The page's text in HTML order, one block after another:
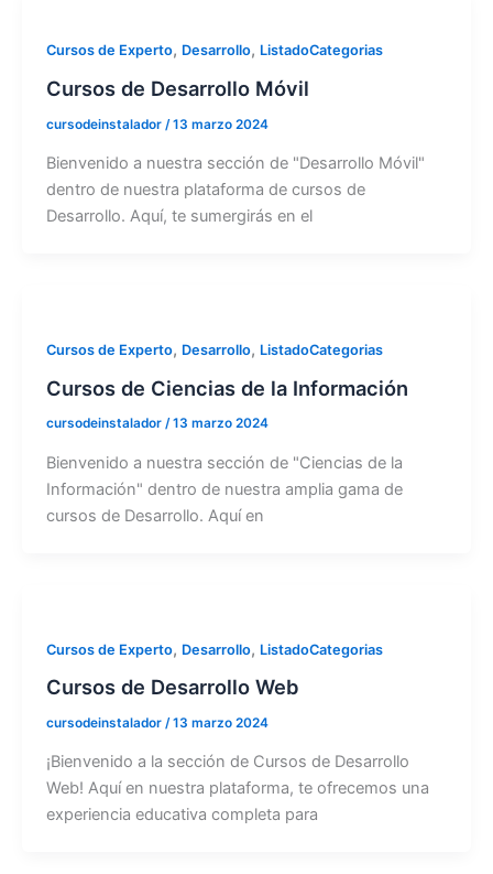
Cursos de Experto, Desarrollo, ListadoCategorias
Cursos de Desarrollo Móvil
cursodeinstalador /13 marzo 2024
Bienvenido a nuestra sección de "Desarrollo Móvil"
dentro de nuestra plataforma de cursos de
Desarrollo. Aquí, te sumergirás en el
Cursos de Experto, Desarrollo, ListadoCategorias
Cursos de Ciencias de la Información
cursodeinstalador /13 marzo 2024
Bienvenido a nuestra sección de "Ciencias de la
Información" dentro de nuestra amplia gama de
cursos de Desarrollo. Aquí en
Cursos de Experto, Desarrollo, ListadoCategorias
Cursos de Desarrollo Web
cursodeinstalador /13 marzo 2024
¡Bienvenido a la sección de Cursos de Desarrollo
Web! Aquí en nuestra plataforma, te ofrecemos una
experiencia educativa completa para